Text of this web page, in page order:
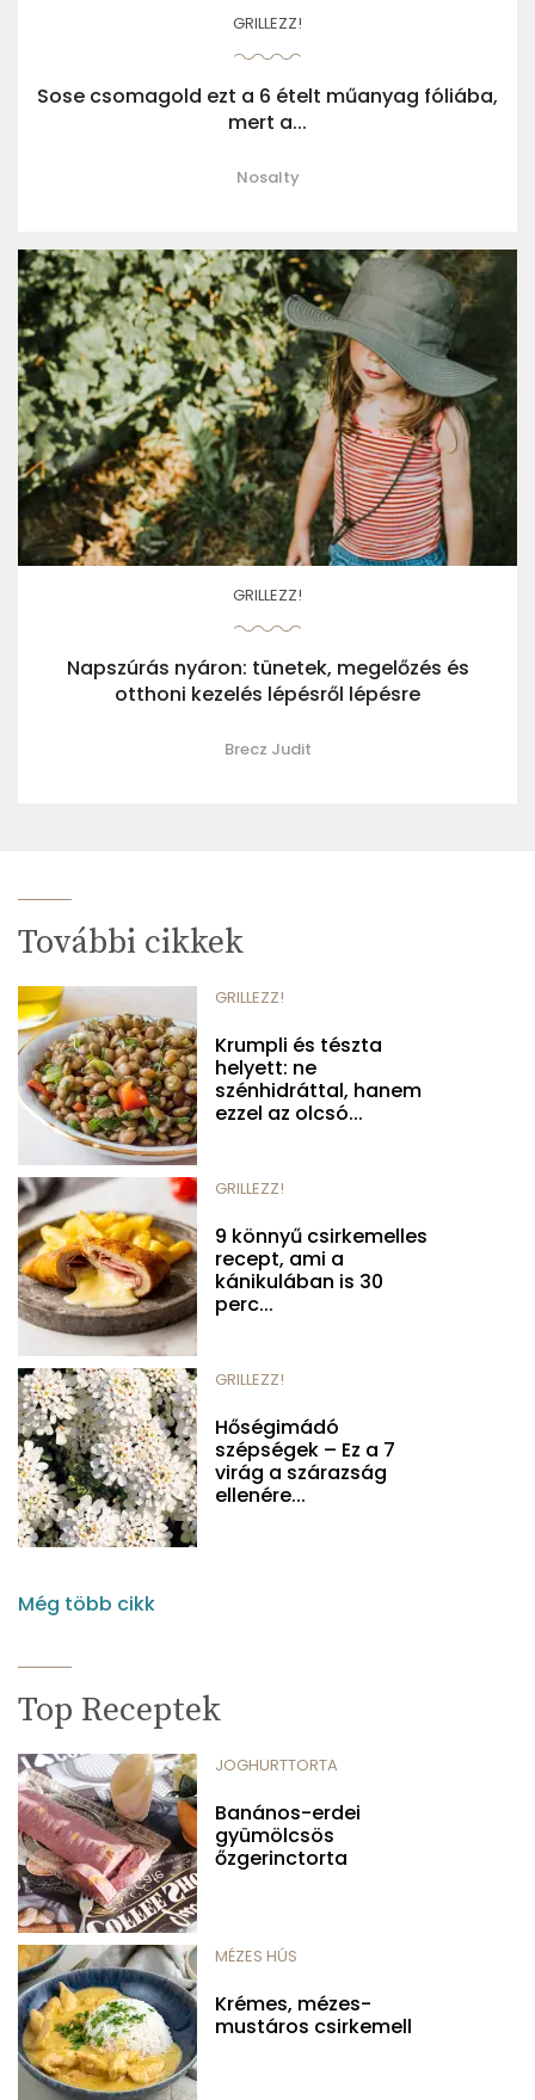
GRILLEZZ!
Sose csomagold ezt a 6 ételt műanyag fóliába,
mert a...
Nosalty
GRILLEZZ!
Napszúrás nyáron: tünetek, megelőzés és
otthoni kezelés lépésről lépésre
Brecz Judit
További cikkek
GRILLEZZ!
Krumpli és tészta
helyett: ne
szénhidráttal, hanem
ezzel az olcsó...
GRILLEZZ!
9 könnyű csirkemelles
recept, ami a
kánikulában is 30
perc...
GRILLEZZ!
Hőségimádó
szépségek – Ez a 7
virág a szárazság
ellenére...
Még több cikk
Top Receptek
JOGHURTTORTA
Banános-erdei
gyümölcsös
őzgerinctorta
MÉZES HÚS
Krémes, mézes-
mustáros csirkemell